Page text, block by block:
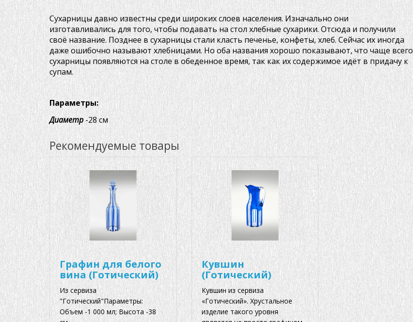
Сухарницы давно известны среди широких слоев населения. Изначально они
изготавливались для того, чтобы подавать на стол хлебные сухарики. Отсюда и получили
своё название. Позднее в сухарницы стали класть печенье, конфеты, хлеб. Сейчас их иногда
даже ошибочно называют хлебницами. Но оба названия хорошо показывают, что чаще всего
сухарницы появляются на столе в обеденное время, так как их содержимое идёт в придачу к
супам.
Параметры:
Диаметр-28 см
Рекомендуемые товары
Графин для белого
вина (Готический)
Из сервиза
"Готический"Параметры:
Объем -1 000 мл; Высота -38
Кувшин
(Готический)
Кувшин из сервиза
«Готический». Хрустальное
изделие такого уровня